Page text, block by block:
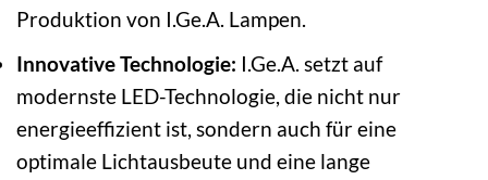
Produktion von I.Ge.A. Lampen.
Innovative Technologie: I.Ge.A. setzt auf
modernste LED-Technologie, die nicht nur
energieeffizient ist, sondern auch für eine
optimale Lichtausbeute und eine lange